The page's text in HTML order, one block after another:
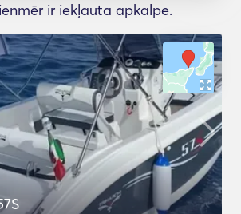
ir iekļauta apkalpe.